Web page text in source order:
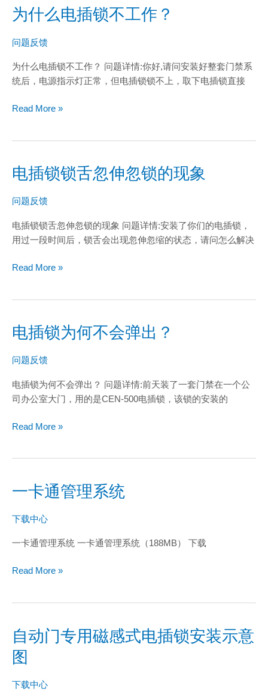
么
作
用
为什么电插锁不工作？
问题反馈
为什么电插锁不工作？ 问题详情:你好,请问安装好整套门禁系
统后，电源指示灯正常，但电插锁锁不上，取下电插锁直接
为
什
么
插
锁
工
Read More »
电插锁锁舌忽伸忽锁的现象
问题反馈
电插锁锁舌忽伸忽锁的现象 问题详情:安装了你们的电插锁，
用过一段时间后，锁舌会出现忽伸忽缩的状态，请问怎么解决
电
插
锁
舌
忽
忽
的
象
Read More »
电插锁为何不会弹出？
问题反馈
电插锁为何不会弹出？ 问题详情:前天装了一套门禁在一个公
司办公室大门，用的是CEN-500电插锁，该锁的安装的
电
插
锁
何
不
弹
Read More »
一卡通管理系统
下载中心
一卡通管理系统 一卡通管理系统（188MB） 下载
通
理
统
Read More »
自动门专用磁感式电插锁安装示意
图
下载中心
自
动
门
用